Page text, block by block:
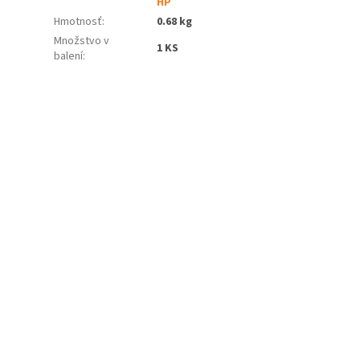
Hmotnosť:
0.68 kg
Množstvo v
balení: 1 KS